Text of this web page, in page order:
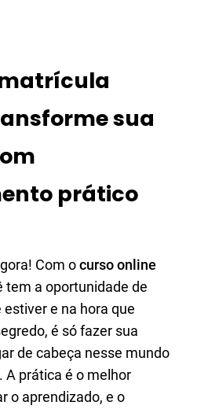
sua
prático
Com ocurso online
tem a oportunidade de
e na hora que
é só fazer sua
de cabeça nesse mundo
A prática é o melhor
o aprendizado, e o